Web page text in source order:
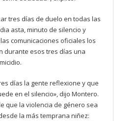
tres días de duelo en todas las
asta, minuto de silencio y
comunicaciones oficiales los
durante esos tres días una
días la gente reflexione y que
en el silencio», dijo Montero.
que la violencia de género sea
la más temprana niñez: